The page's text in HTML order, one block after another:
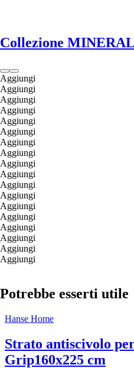
Collezione
Aggiungi
Aggiungi
Aggiungi
Aggiungi
Aggiungi
Aggiungi
Aggiungi
Aggiungi
Aggiungi
Aggiungi
Aggiungi
Aggiungi
Aggiungi
Aggiungi
Aggiungi
Aggiungi
Aggiungi
Aggiungi
Potrebbe esserti utile
Hanse Home
Strato antiscivolo
Grip160x225 cm